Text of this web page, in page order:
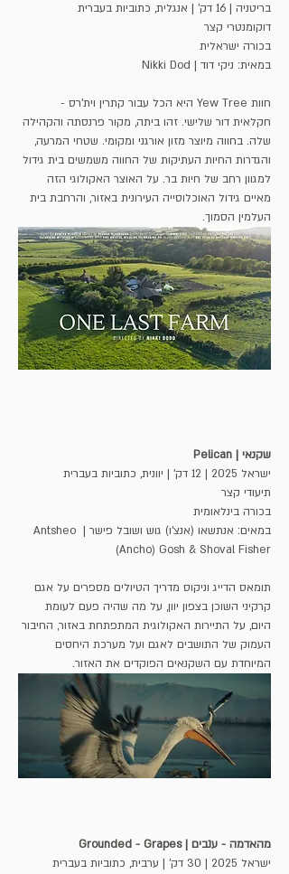
בריטניה | 16 דק' | אנגלית, כתוביות בעברית
דוקומנטרי קצר
בכורה ישראלית
במאית: ניקי דוד | Nikki Dod
חוות Yew Tree היא הכל עבור קתרין וית’רס -
חקלאית דור שלישי. זהו ביתה, מקור פרנסתה והקהילה
שלה. בחווה מיוצר מזון אורגני ומקומי. שטחי המרעה,
והגדרות החיות העתיקות של החווה משמשים בית גידול
למגוון רחב של חיות בר. על האוצר האקולוגי הזה
מאיים גידול האוכלוסייה העירונית באזור, והרחבת בית
העלמין הסמוך.
שקנאי | Pelican
ישראל 2025 | 12 דק' | יוונית, כתוביות בעברית
תיעודי קצר
בכורה בינלאומית
במאים: אנתשאו (אנצ'ו) גוש ושובל פישר | Antsheo
(Ancho) Gosh & Shoval Fisher
תומאס הדייג וניקוס מדריך הטיולים מספרים על אגם
קרקיני השוכן בצפון יוון, על מה שהיה פעם לעומת
היום, על התיירות האקולוגית המתפתחת באזור, החיבור
העמוק של התושבים לאגם ועל מערכת היחסים
המיוחדת עם השקנאים הפוקדים את האזור.
מהאדמה - ענבים | Grounded - Grapes
ישראל 2025 | 30 דק' | ערבית, כתוביות בעברית